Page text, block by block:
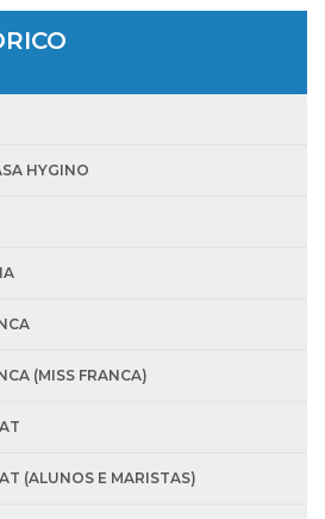
HYGINO
(MISS FRANCA)
(ALUNOS E MARISTAS)